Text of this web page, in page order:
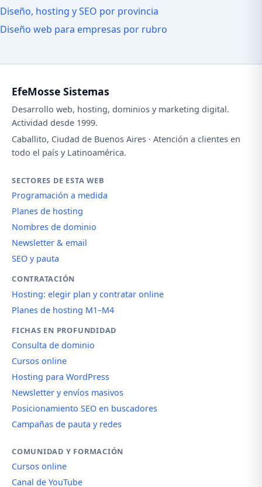
Diseño, hosting y SEO por provincia
Diseño web para empresas por rubro
EfeMosse Sistemas
Desarrollo web, hosting, dominios y marketing digital.
Actividad desde 1999.
Caballito, Ciudad de Buenos Aires · Atención a clientes en
todo el país y Latinoamérica.
SECTORES DE ESTA WEB
Programación a medida
Planes de hosting
Nombres de dominio
Newsletter & email
SEO y pauta
CONTRATACIÓN
Hosting: elegir plan y contratar online
Planes de hosting M1–M4
FICHAS EN PROFUNDIDAD
Consulta de dominio
Cursos online
Hosting para WordPress
Newsletter y envíos masivos
Posicionamiento SEO en buscadores
Campañas de pauta y redes
COMUNIDAD Y FORMACIÓN
Cursos online
Canal de YouTube